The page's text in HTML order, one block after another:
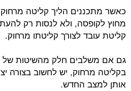
כאשר מתכננים הליך קליטה
מחוץ לקופסה, ולא לנסות רק
קליטת עובד לצורך קליטתו מרחוק.
גם אם משלבים חלק מהשיטות של
בקליטה מרחוק, יש לחשוב בצורה
אותן למצב החדש.